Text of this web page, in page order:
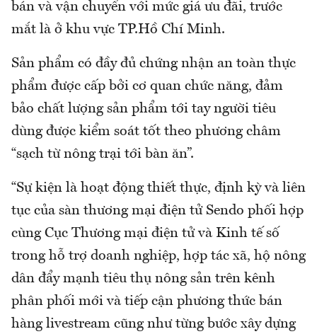
bán và vận chuyển với mức giá ưu đãi, trước
mắt là ở khu vực TP.Hồ Chí Minh.
Sản phẩm có đầy đủ chứng nhận an toàn thực
phẩm được cấp bởi cơ quan chức năng, đảm
bảo chất lượng sản phẩm tới tay người tiêu
dùng được kiểm soát tốt theo phương châm
“sạch từ nông trại tới bàn ăn”.
“Sự kiện là hoạt động thiết thực, định kỳ và liên
tục của sàn thương mại điện tử Sendo phối hợp
cùng Cục Thương mại điện tử và Kinh tế số
trong hỗ trợ doanh nghiệp, hợp tác xã, hộ nông
dân đẩy mạnh tiêu thụ nông sản trên kênh
phân phối mới và tiếp cận phương thức bán
hàng livestream cũng như từng bước xây dựng